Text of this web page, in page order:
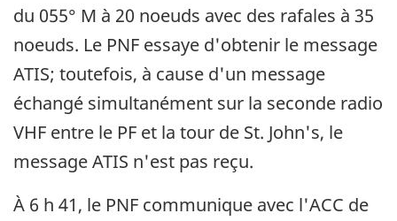
du 055° M à 20 noeuds avec des rafales à 35
noeuds. Le PNF essaye d'obtenir le message
ATIS; toutefois, à cause d'un message
échangé simultanément sur la seconde radio
VHF entre le PF et la tour de St. John's, le
message ATIS n'est pas reçu.
À 6 h 41, le PNF communique avec l'ACC de